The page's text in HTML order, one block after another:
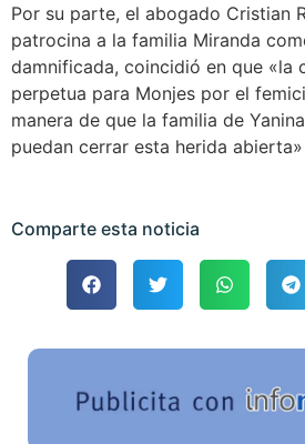
Por su parte, el abogado Cristian
patrocina a la familia Miranda
damnificada, coincidió en que «la
perpetua para Monjes por el
manera de que la familia de
puedan cerrar esta herida abierta»
Comparte esta noticia